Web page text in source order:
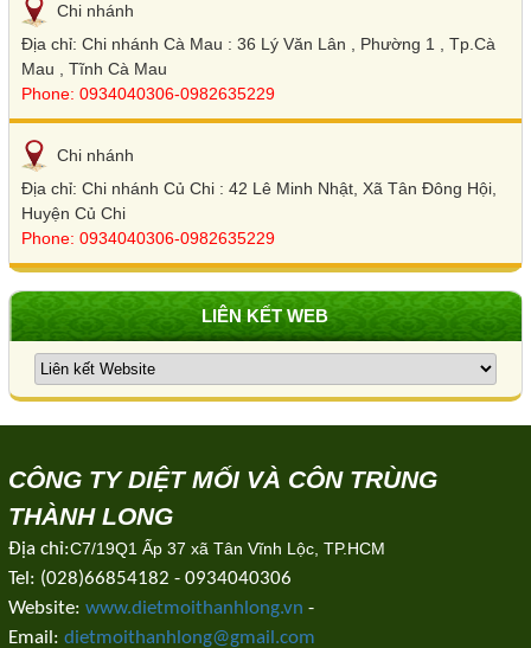
Chi nhánh
Địa chỉ: Chi nhánh Cà Mau : 36 Lý Văn Lân , Phường 1 , Tp.Cà
Mau , Tĩnh Cà Mau
Phone: 0934040306-0982635229
Chi nhánh
Địa chỉ: Chi nhánh Củ Chi : 42 Lê Minh Nhật, Xã Tân Đông Hội,
Huyện Củ Chi
Phone: 0934040306-0982635229
LIÊN KẾT WEB
CÔNG TY DIỆT MỐI VÀ CÔN TRÙNG
THÀNH LONG
Địa chỉ:C7/19Q1 Ấp 37 xã Tân Vĩnh Lộc, TP.HCM
Tel: (028)66854182 - 0934040306
Website: www.dietmoithanhlong.vn -
Email: dietmoithanhlong@gmail.com